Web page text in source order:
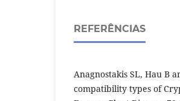
REFERÊNCIAS
Anagnostakis SL, Hau B
compatibility types of